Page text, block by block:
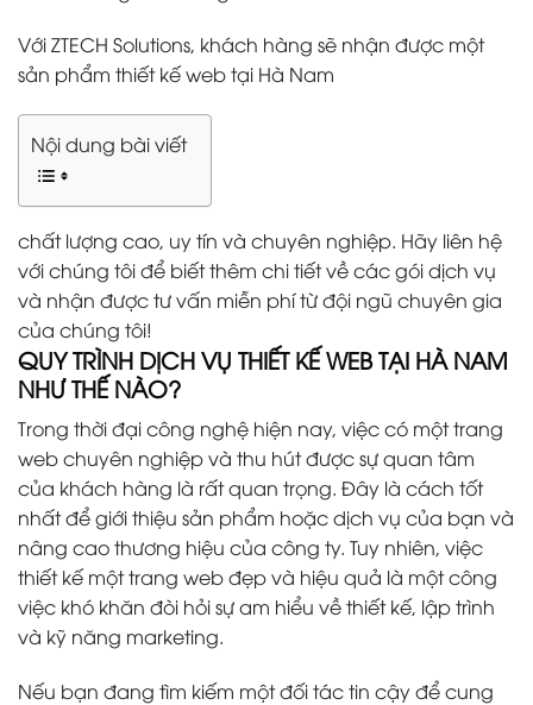
Với ZTECH Solutions, khách hàng sẽ nhận được một
sản phẩm thiết kế web tại Hà Nam
Nội dung bài viết
chất lượng cao, uy tín và chuyên nghiệp. Hãy liên hệ
với chúng tôi để biết thêm chi tiết về các gói dịch vụ
và nhận được tư vấn miễn phí từ đội ngũ chuyên gia
của chúng tôi!
QUY TRÌNH DỊCH VỤ THIẾT KẾ WEB TẠI HÀ NAM
NHƯ THẾ NÀO?
Trong thời đại công nghệ hiện nay, việc có một trang
web chuyên nghiệp và thu hút được sự quan tâm
của khách hàng là rất quan trọng. Đây là cách tốt
nhất để giới thiệu sản phẩm hoặc dịch vụ của bạn và
nâng cao thương hiệu của công ty. Tuy nhiên, việc
thiết kế một trang web đẹp và hiệu quả là một công
việc khó khăn đòi hỏi sự am hiểu về thiết kế, lập trình
và kỹ năng marketing.
Nếu bạn đang tìm kiếm một đối tác tin cậy để cung